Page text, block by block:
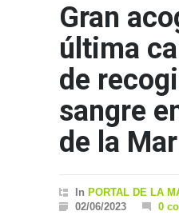
Gran
última
de
sangre
de la
In PORTAL DE LA
02/06/2023
0